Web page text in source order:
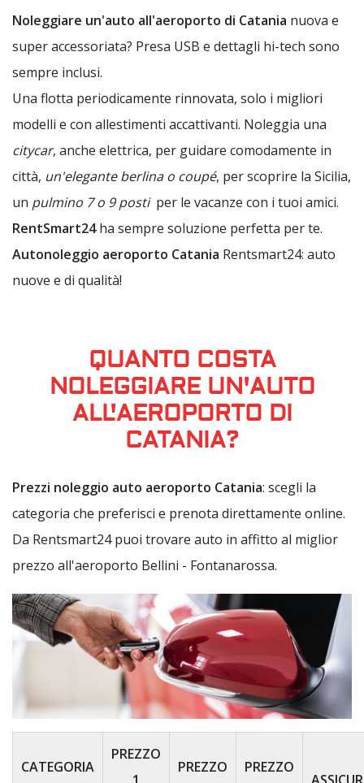
Noleggiare un'auto all'aeroporto di Catania nuova e
super accessoriata? Presa USB e dettagli hi-tech sono
sempre inclusi.
Una flotta periodicamente rinnovata, solo i migliori
modelli e con allestimenti accattivanti. Noleggia una
citycar, anche elettrica, per guidare comodamente in
città, un'elegante berlina o coupé, per scoprire la Sicilia,
un pulmino 7 o 9 posti per le vacanze con i tuoi amici.
RentSmart24ha sempre soluzione perfetta per te.
Autonoleggio aeroporto Catania Rentsmart24: auto
nuove e di qualità!
QUANTO COSTA
NOLEGGIARE UN'AUTO
ALL'AEROPORTO DI
CATANIA?
Prezzi noleggio auto aeroporto Catania: scegli la
categoria che preferisci e prenota direttamente online.
Da Rentsmart24 puoi trovare auto in affitto al miglior
prezzo all'aeroporto Bellini - Fontanarossa.
CATEGORIA
PREZZO
PREZZO PREZZO